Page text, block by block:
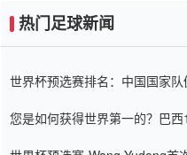
热门足球新闻
世界杯预选赛排名：中国国家
您是如何获得世界第一的？巴